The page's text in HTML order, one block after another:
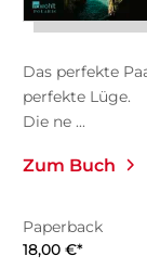
Das perfekte
perfekte Lüge.
Die ne ...
Zum Buch
Paperback
18,00 €*